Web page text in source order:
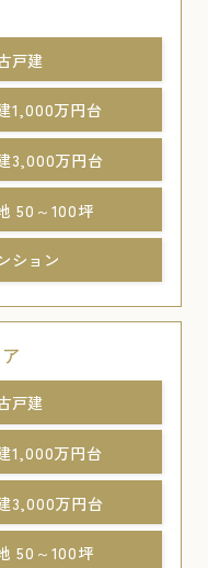
戸建
1,000万円台
3,000万円台
50～100坪
ション
戸建
1,000万円台
3,000万円台
50～100坪